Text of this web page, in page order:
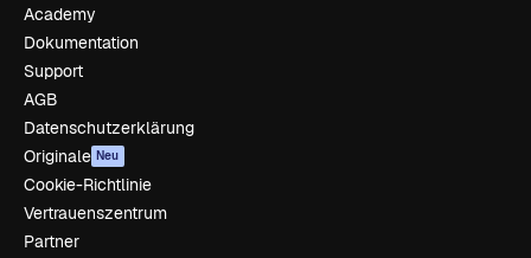
Academy
Dokumentation
Support
AGB
Datenschutzerklärung
Originale Neu
Cookie-Richtlinie
Vertrauenszentrum
Partner